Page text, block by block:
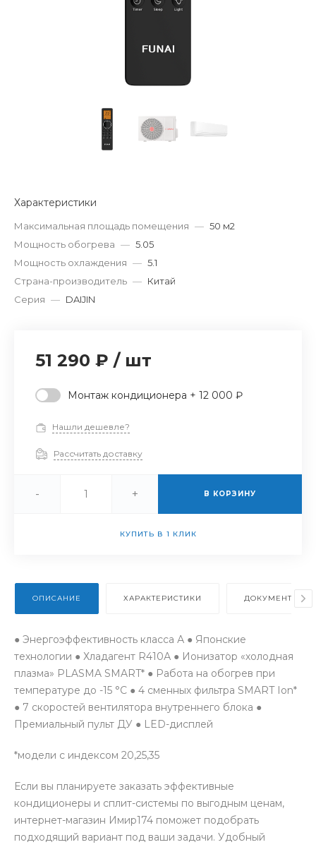
Характеристики
Максимальная площадь помещения — 50 м2
Мощность обогрева — 5.05
Мощность охлаждения — 5.1
Страна-производитель — Китай
Серия — DAIJIN
51 290 ₽ / шт
Монтаж кондиционера + 12 000 ₽
Нашли дешевле?
Рассчитать доставку
- + В КОРЗИНУ
КУПИТЬ В 1 КЛИК
ОПИСАНИЕ ХАРАКТЕРИСТИКИ ДОКУМЕНТЫ
● Энергоэффективность класса А ● Японские
технологии ● Хладагент R410А ● Ионизатор «холодная
плазма» PLASMA SMART* ● Работа на обогрев при
температуре до -15 °С ● 4 сменных фильтра SMART Ion*
● 7 скоростей вентилятора внутреннего блока ●
Премиальный пульт ДУ ● LED-дисплей
*модели с индексом 20,25,35
Если вы планируете заказать эффективные
кондиционеры и сплит-системы по выгодным ценам,
интернет-магазин Имир174 поможет подобрать
подходящий вариант под ваши задачи. Удобный